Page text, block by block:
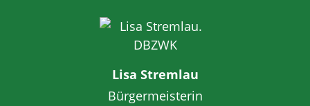
Lisa Stremlau
Bürgermeisterin